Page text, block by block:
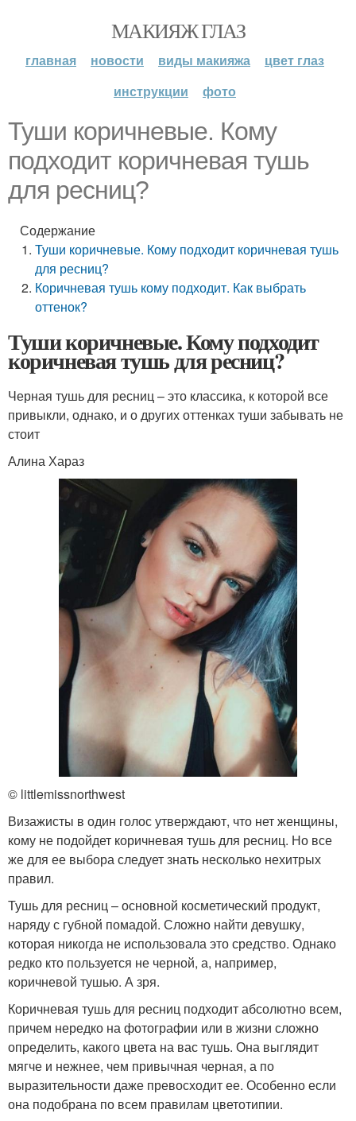
МАКИЯЖ ГЛАЗ
главная новости виды макияжа
цвет глаз
инструкции
фото
Туши коричневые. Кому
подходит коричневая тушь
для ресниц?
Содержание
Туши коричневые. Кому подходит коричневая тушь
для ресниц?
Коричневая тушь кому подходит. Как выбрать
оттенок?
Туши коричневые. Кому подходит
коричневая тушь для ресниц?
Черная тушь для ресниц – это классика, к которой все
привыкли, однако, и о других оттенках туши забывать не
стоит
Алина Хараз
© littlemissnorthwest
Визажисты в один голос утверждают, что нет женщины,
кому не подойдет коричневая тушь для ресниц. Но все
же для ее выбора следует знать несколько нехитрых
правил.
Тушь для ресниц – основной косметический продукт,
наряду с губной помадой. Сложно найти девушку,
которая никогда не использовала это средство. Однако
редко кто пользуется не черной, а, например,
коричневой тушью. А зря.
Коричневая тушь для ресниц подходит абсолютно всем,
причем нередко на фотографии или в жизни сложно
определить, какого цвета на вас тушь. Она выглядит
мягче и нежнее, чем привычная черная, а по
выразительности даже превосходит ее. Особенно если
она подобрана по всем правилам цветотипии.